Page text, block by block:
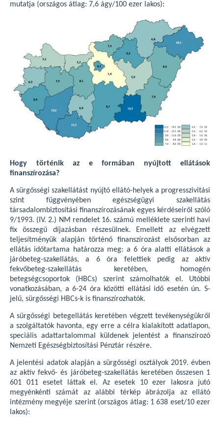
mutatja (országos átlag: 7,6 ágy/100 ezer lakos):
Hogy történik az e formában nyújtott ellátások
finanszírozása?
A sürgősségi szakellátást nyújtó ellátó-helyek a progresszivitási
szint függvényében egészségügyi szakellátás
társadalombiztosítási finanszírozásának egyes kérdéseiről szóló
9/1993. (IV. 2.) NM rendelet 16. számú melléklete szerinti havi
fix összegű díjazásban részesülnek. Emellett az elvégzett
teljesítményük alapján történő finanszírozást elsősorban az
ellátás időtartama határozza meg: a 6 óra alatti ellátások a
járóbeteg-szakellátás, a 6 óra felettiek pedig az aktív
fekvőbeteg-szakellátás keretében, homogén
betegségcsoportok (HBCs) szerint számolhatók el. Utóbbi
vonatkozásában, a 6-24 óra közötti ellátási idő esetén ún. S-
jelű, sürgősségi HBCs-k is finanszírozhatók.
A sürgősségi betegellátás keretében végzett tevékenységükről
a szolgáltatók havonta, egy erre a célra kialakított adatlapon,
speciális adattartalommal küldenek jelentést a finanszírozó
Nemzeti Egészségbiztosítási Pénztár részére.
A jelentési adatok alapján a sürgősségi osztályok 2019. évben
az aktív fekvő- és járóbeteg-szakellátás keretében összesen 1
601 011 esetet láttak el. Az esetek 10 ezer lakosra jutó
megyénkénti számát az alábbi térkép ábrázolja az ellátó
intézmény megyéje szerint (országos átlag: 1 638 eset/10 ezer
lakos):